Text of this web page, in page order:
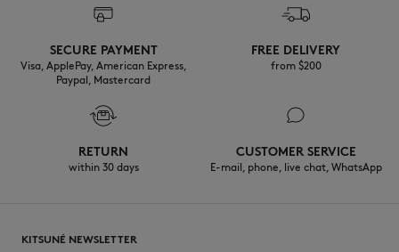
SECURE PAYMENT
Visa, ApplePay, American Express,
Paypal, Mastercard
FREE DELIVERY
from $200
RETURN
within 30 days
CUSTOMER SERVICE
E-mail, phone, live chat, WhatsApp
KITSUNÉ NEWSLETTER